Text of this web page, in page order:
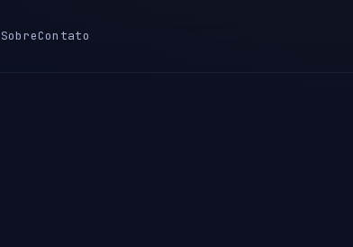
SobreContato